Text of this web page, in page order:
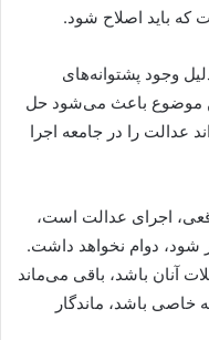
که باید اصلاح شود.
وجود پشتوانه‌های
موضوع باعث می‌شود حل
عدالت را در جامعه اجرا
اجرای عدالت است،
دوام نخواهد داشت.
آنان باشد، باقی می‌ماند
خاصی باشد، ماندگار